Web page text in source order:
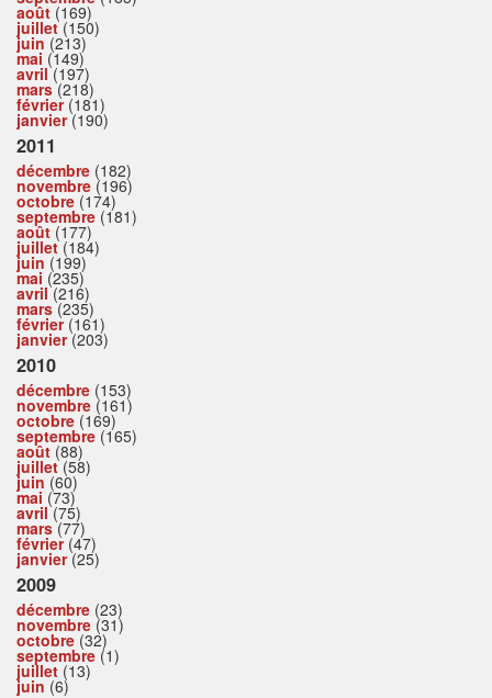
août (169)
juillet(150)
juin (213)
mai (149)
avril(197)
mars(218)
février(181)
janvier(190)
2011
décembre (182)
novembre (196)
octobre (174)
septembre (181)
août (177)
juillet(184)
juin (199)
mai (235)
avril(216)
mars(235)
février(161)
janvier(203)
2010
décembre (153)
novembre (161)
octobre (169)
septembre (165)
août (88)
juillet(58)
juin (60)
mai (73)
avril(75)
mars(77)
février(47)
janvier(25)
2009
décembre (23)
novembre (31)
octobre (32)
septembre (1)
juillet (13)
juin (6)